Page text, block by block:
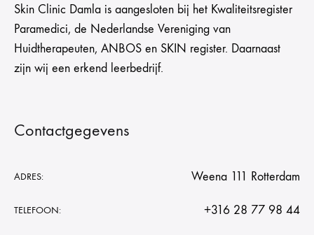
Skin Clinic Damla is aangesloten bij het Kwaliteitsregister
Paramedici, de Nederlandse Vereniging van
Huidtherapeuten, ANBOS en SKIN register. Daarnaast
zijn wij een erkend leerbedrijf.
Contactgegevens
ADRES: Weena 111 Rotterdam
TELEFOON: +316 28 77 98 44